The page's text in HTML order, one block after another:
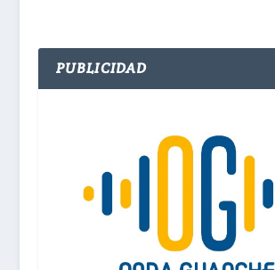
PUBLICIDAD